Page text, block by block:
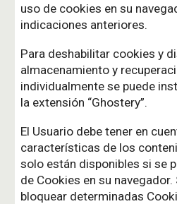
uso de cookies en su
indicaciones anteriores.
Para deshabilitar cookies y
almacenamiento y
individualmente se puede
la extensión “Ghostery”.
El Usuario debe tener en
características de los
solo están disponibles si se
de Cookies en su
bloquear determinadas